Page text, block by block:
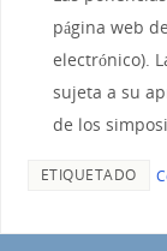
página web
electrónico).
sujeta a su
de los
ETIQUETADO